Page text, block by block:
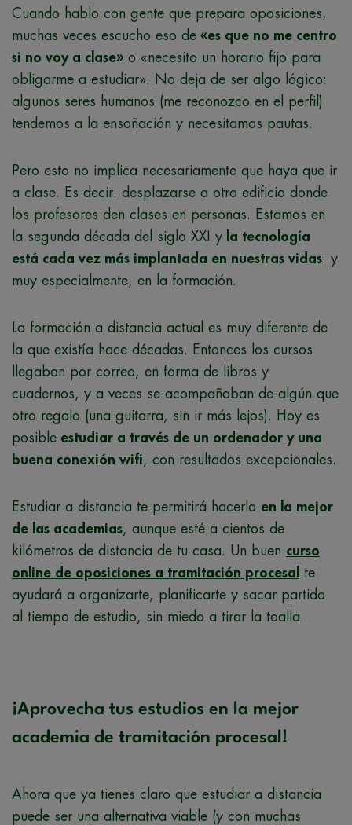
Cuando hablo con gente que prepara oposiciones,
muchas veces escucho eso de «es que no me centro
si no voy a clase» o «necesito un horario fijo para
obligarme a estudiar». No deja de ser algo lógico:
algunos seres humanos (me reconozco en el perfil)
tendemos a la ensoñación y necesitamos pautas.
Pero esto no implica necesariamente que haya que ir
a clase. Es decir: desplazarse a otro edificio donde
los profesores den clases en personas. Estamos en
la segunda década del siglo XXI y la tecnología
está cada vez más implantada en nuestras vidas: y
muy especialmente, en la formación.
La formación a distancia actual es muy diferente de
la que existía hace décadas. Entonces los cursos
llegaban por correo, en forma de libros y
cuadernos, y a veces se acompañaban de algún que
otro regalo (una guitarra, sin ir más lejos). Hoy es
posible estudiar a través de un ordenador y una
buena conexión wifi , con resultados excepcionales.
Estudiar a distancia te permitirá hacerlo en la mejor
de las academias , aunque esté a cientos de
kilómetros de distancia de tu casa. Un buen curso
online de oposiciones a tramitación procesal
te
ayudará a organizarte, planificarte y sacar partido
al tiempo de estudio, sin miedo a tirar la toalla.
¡Aprovecha tus estudios en la mejor
academia de tramitación procesal!
Ahora que ya tienes claro que estudiar a distancia
puede ser una alternativa viable (y con muchas